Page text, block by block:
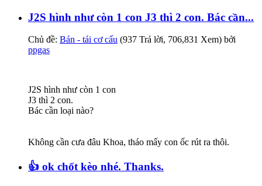
J2S hình như còn 1 con J3 thì 2 con. Bác cần...
Chủ đề: Bán - tái cơ cấu (937 Trả lời, 706,831 Xem) bởi
ppgas
J2S hình như còn 1 con
J3 thì 2 con.
Bác cần loại nào?
Không cần cưa đâu Khoa, tháo mấy con ốc rút ra thôi.
👍 ok chốt kèo nhé. Thanks.